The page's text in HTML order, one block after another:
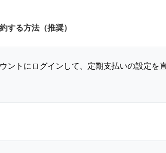
する方法（推奨）
ントにログインして、定期支払いの設定